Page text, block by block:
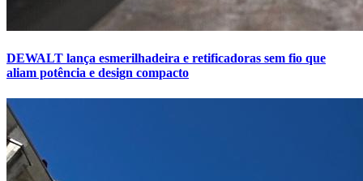
DEWALT lança esmerilhadeira e retificadoras sem fio que
aliam potência e design compacto